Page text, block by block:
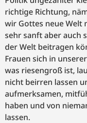
richtige Richtung,
wir Gottes neue Welt
sehr sanft aber auch
der Welt beitragen
Frauen sich in
was riesengroß ist,
nicht beirren lassen
aufmerksamen,
haben und von
lassen.